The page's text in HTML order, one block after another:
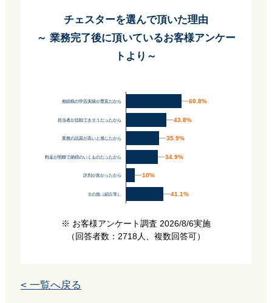
チェスターを選んで頂いた理由
～ 業務完了後に頂いているお客様アンケー
トより～
相続税の申告実績が豊富だから
担当者が信頼できそうだったから
業務の品質が高いと感じたから
料金が明瞭で納得のいくものだったから
評判が良かったから
その他（紹介等）
60.8%
60.8%
43.8%
43.8%
35.9%
35.9%
34.9%
34.9%
10%
10%
41.1%
41.1%
※ お客様アンケート調査 2026/8/6実施
（回答者数：2718人、複数回答可）
< 一覧へ戻る